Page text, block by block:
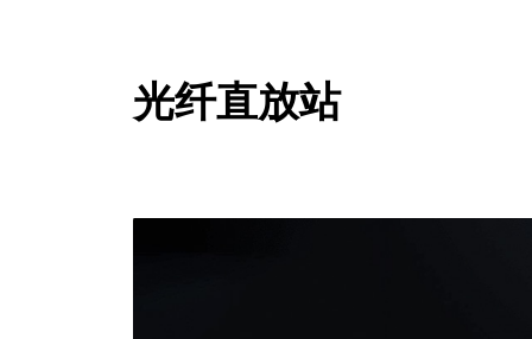
光纤直放站